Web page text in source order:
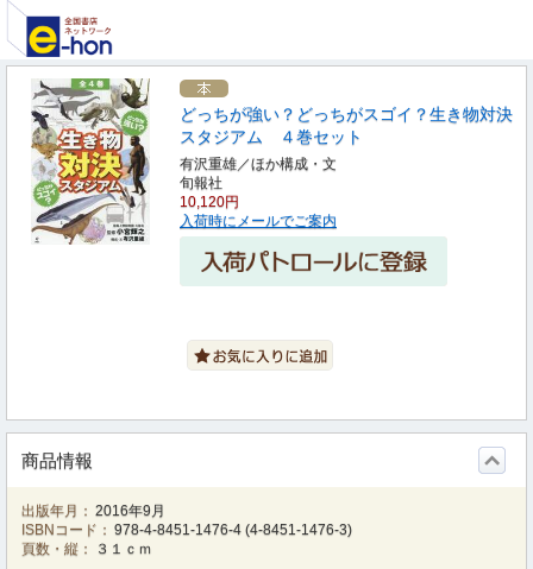
どっちが強い？どっちがスゴイ？生き物対決
スタジアム ４巻セット
有沢重雄／ほか構成・文
旬報社
10,120円
入荷時にメールでご案内
商品情報
出版年月： 2016年9月
ISBNコード： 978-4-8451-1476-4 (4-8451-1476-3)
頁数・縦：
３１ｃｍ